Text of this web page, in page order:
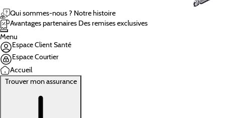
Qui sommes-nous ? Notre histoire
Avantages partenaires Des remises exclusives
Menu
Espace Client Santé
Espace Courtier
Accueil
Trouver mon assurance